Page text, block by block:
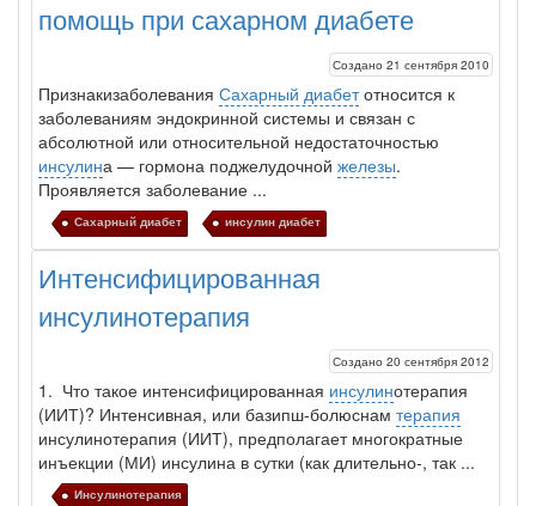
Местная анестезия развивает кардиотоксичность
Федеральная служба по
надзору в сфере
здравоохранения озвучила
тревожную статистику. Она
касаются увеличения риска
острой кардиотоксичности и
роста сопутствующих
осложнений от...
Закон о праве родителей находиться с детьми в
реанимации внесен в Госдуму
Соответствующий
законопроект внесен в
палату на
рассмотрение. Суть его
заключается в
нахождении одного из
помощь при сахарном диабете
Создано 21 сентября 2010
Признакизаболевания Сахарный диабетотносится к
заболеваниям эн­докринной системы и связан с
абсолютной или отно­сительной недостаточностью
инсулина — гормона поджелудочной железы.
Проявляется заболевание ...
Сахарный диабет инсулин диабет
Интенсифицированная
инсулинотерапия
Создано 20 сентября 2012
1. Что такое интенсифицированная инсулинотерапия
(ИИТ)? Интенсивная, или базипш-болюснам терапия
инсулинотерапия (ИИТ), предпо­лагает многократные
инъекции (МИ) инсулина в сутки (как длительно-, так ...
Инсулинотерапия